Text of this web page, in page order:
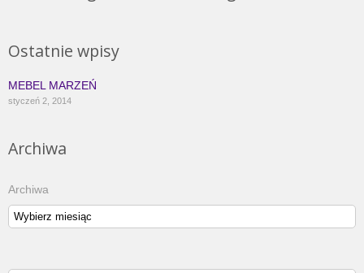
Ostatnie wpisy
MEBEL MARZEŃ
styczeń 2, 2014
Archiwa
Archiwa